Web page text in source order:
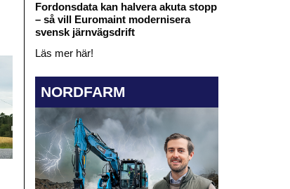
Fordonsdata kan halvera akuta stopp
– så vill Euromaint modernisera
svensk järnvägsdrift
Läs mer här!
NORDFARM